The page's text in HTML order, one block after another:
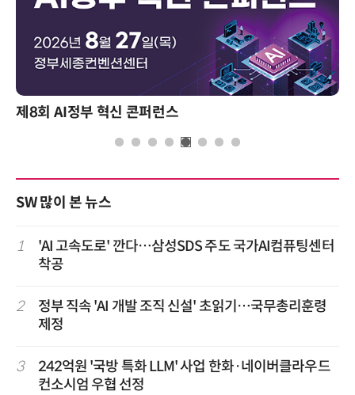
성과를 만드는 AI 에이전트 운영 전략 및 사례
SW 많이 본 뉴스
1
'AI 고속도로' 깐다…삼성SDS 주도 국가AI컴퓨팅센터
착공
2
정부 직속 'AI 개발 조직 신설' 초읽기…국무총리훈령
제정
3
242억원 '국방 특화 LLM' 사업 한화·네이버클라우드
컨소시엄 우협 선정